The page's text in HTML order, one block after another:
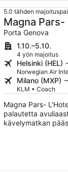
5.0 tähden
Magna
Hotels of the
Porta Genova
1.10.–5.10.
4 yön majoitus
Helsinki (HEL)
Norwegian Air
Milano (MXP)
KLM • Coach
Magna Pars-
palautetta
kävelymatkan